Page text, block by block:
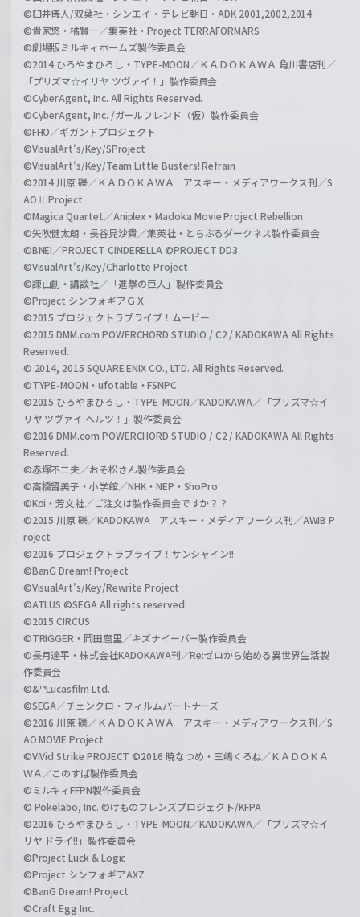
©臼井儀人/双葉社・シンエイ・テレビ朝日・ADK 2001,2002,2014
©貴家悠・橘賢一／集英社・Project TERRAFORMARS
©劇場版ミルキィホームズ製作委員会
©2014 ひろやまひろし・TYPE-MOON／ＫＡＤＯＫＡＷＡ 角川書店刊／
「プリズマ☆イリヤ ツヴァイ！」製作委員会
©CyberAgent, Inc. All Rights Reserved.
©CyberAgent, Inc. /ガールフレンド（仮）製作委員会
©FHO／ギガントプロジェクト
©VisualArt's/Key/SProject
©VisualArt's/Key/Team Little Busters! Refrain
©2014 川原 礫／ＫＡＤＯＫＡＷＡ アスキー・メディアワークス刊／S
AOⅡ Project
©Magica Quartet／Aniplex・Madoka Movie Project Rebellion
©矢吹健太朗・長谷見沙貴／集英社・とらぶるダークネス製作委員会
©BNEI／PROJECT CINDERELLA ©PROJECT DD3
©VisualArt's/Key/Charlotte Project
©諫山創・講談社／「進撃の巨人」製作委員会
©Project シンフォギアＧＸ
©2015 プロジェクトラブライブ！ムービー
©2015 DMM.com POWERCHORD STUDIO / C2 / KADOKAWA All Rights
Reserved.
© 2014, 2015 SQUARE ENIX CO., LTD. All Rights Reserved.
©TYPE-MOON・ufotable・FSNPC
©2015 ひろやまひろし・TYPE-MOON／KADOKAWA／「プリズマ☆イ
リヤ ツヴァイ ヘルツ！」製作委員会
©2016 DMM.com POWERCHORD STUDIO / C2 / KADOKAWA All Rights
Reserved.
©赤塚不二夫／おそ松さん製作委員会
©高橋留美子・小学館／NHK・NEP・ShoPro
©Koi・芳文社／ご注文は製作委員会ですか？？
©2015 川原 礫／KADOKAWA アスキー・メディアワークス刊／AWIB P
roject
©2016 プロジェクトラブライブ！サンシャイン!!
©BanG Dream! Project
©VisualArt's/Key/Rewrite Project
©ATLUS ©SEGA All rights reserved.
©2015 CIRCUS
©TRIGGER・岡田麿里／キズナイーバー製作委員会
©長月達平・株式会社KADOKAWA刊／Re:ゼロから始める異世界生活製
作委員会
©&™Lucasfilm Ltd.
©SEGA／チェンクロ・フィルムパートナーズ
©2016 川原 礫／ＫＡＤＯＫＡＷＡ アスキー・メディアワークス刊／S
AO MOVIE Project
©ViVid Strike PROJECT ©2016 暁なつめ・三嶋くろね／ＫＡＤＯＫＡ
ＷＡ／このすば製作委員会
©ミルキィFFPN製作委員会
© Pokelabo, Inc. ©けものフレンズプロジェクト/KFPA
©2016 ひろやまひろし・TYPE-MOON／KADOKAWA／「プリズマ☆イ
リヤ ドライ!!」製作委員会
©Project Luck & Logic
©Project シンフォギアAXZ
©BanG Dream! Project
©Craft Egg Inc.